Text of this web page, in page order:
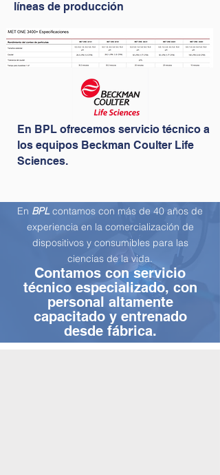
líneas de producción
En BPL ofrecemos servicio técnico a
los equipos Beckman Coulter Life
Sciences.
En BPL contamos con más de 40 años de
experiencia en la comercialización de
dispositivos y consumibles para las
ciencias de la vida.
Contamos con servicio
técnico especializado, con
personal altamente
capacitado y entrenado
desde fábrica.